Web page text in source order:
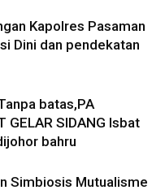
Kapolres Pasaman
Dini dan pendekatan
batas,PA
GELAR SIDANG Isbat
bahru
Simbiosis Mutualisme